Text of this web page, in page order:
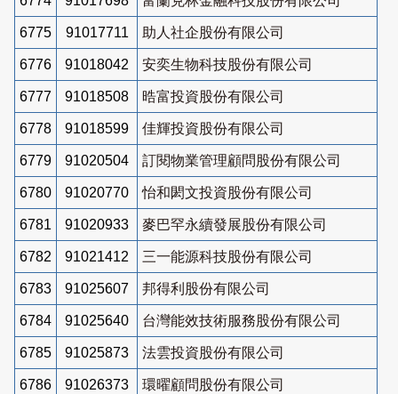
6775 91017711 助人社企股份有限公司
6776 91018042 安奕生物科技股份有限公司
6777 91018508 晧富投資股份有限公司
6778 91018599 佳輝投資股份有限公司
6779 91020504 訂閱物業管理顧問股份有限公司
6780 91020770 怡和閎文投資股份有限公司
6781 91020933 麥巴罕永續發展股份有限公司
6782 91021412 三一能源科技股份有限公司
6783 91025607 邦得利股份有限公司
6784 91025640 台灣能效技術服務股份有限公司
6785 91025873 法雲投資股份有限公司
6786 91026373 環曜顧問股份有限公司